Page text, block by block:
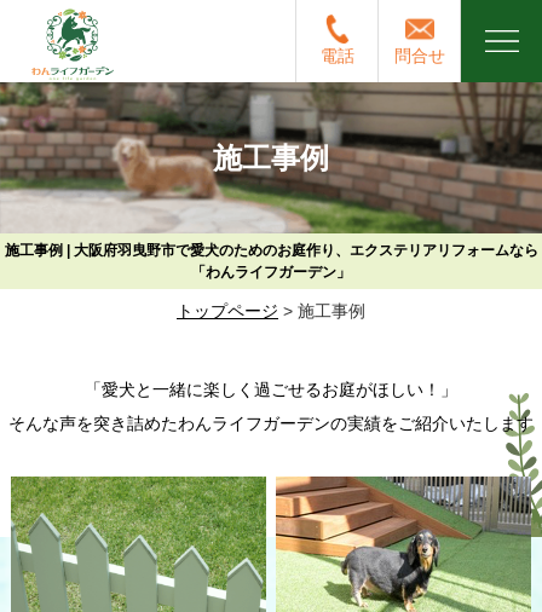
電話 問合せ
施工事例
施工事例 | 大阪府羽曳野市で愛犬のためのお庭作り、エクステリアリフォームなら
「わんライフガーデン」
トップページ > 施工事例
「愛犬と一緒に楽しく過ごせるお庭がほしい！」
そんな声を突き詰めたわんライフガーデンの実績をご紹介いたします